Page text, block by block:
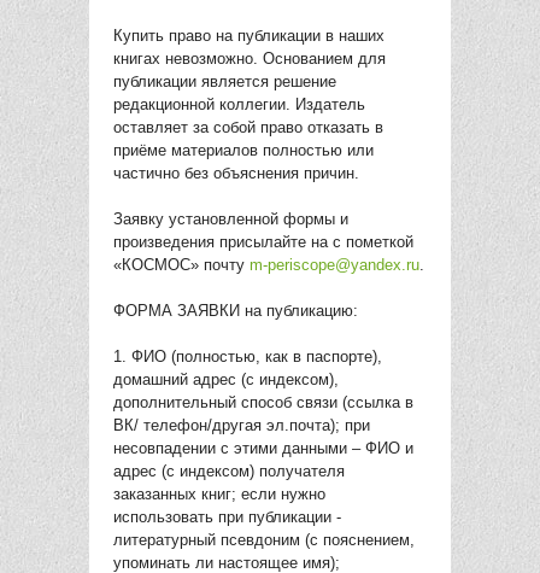
Купить право на публикации в наших
книгах невозможно. Основанием для
публикации является решение
редакционной коллегии. Издатель
оставляет за собой право отказать в
приёме материалов полностью или
частично без объяснения причин.
Заявку установленной формы и
произведения присылайте на с пометкой
«КОСМОС» почту m-periscope@yandex.ru.
ФОРМА ЗАЯВКИ на публикацию:
1. ФИО (полностью, как в паспорте),
домашний адрес (с индексом),
дополнительный способ связи (ссылка в
ВК/ телефон/другая эл.почта); при
несовпадении с этими данными – ФИО и
адрес (с индексом) получателя
заказанных книг; если нужно
использовать при публикации -
литературный псевдоним (с пояснением,
упоминать ли настоящее имя);